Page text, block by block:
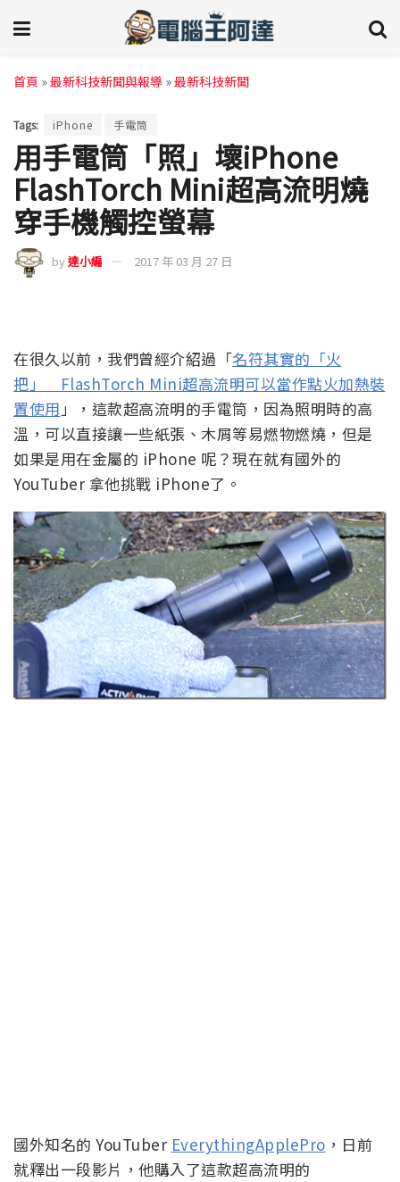
首頁 »最新科技新聞與報導 »最新科技新聞
Tags: iPhone 手電筒
用手電筒「照」壞iPhone
FlashTorch Mini超高流明燒
穿手機觸控螢幕
by達小編 2017 年 03 月 27 日
在很久以前，我們曾經介紹過「名符其實的「火
把」 FlashTorch Mini超高流明可以當作點火加熱裝
置使用」，這款超高流明的手電筒，因為照明時的高
溫，可以直接讓一些紙張、木屑等易燃物燃燒，但是
如果是用在金屬的 iPhone 呢？現在就有國外的
YouTuber 拿他挑戰 iPhone了。
國外知名的 YouTuber EverythingApplePro ，日前
就釋出一段影片，他購入了這款超高流明的